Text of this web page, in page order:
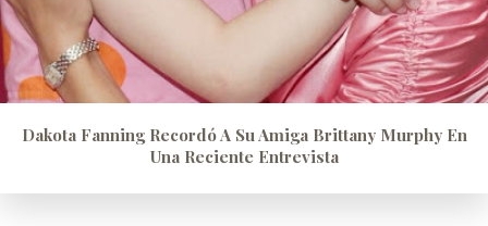
Dakota Fanning Recordó A Su Amiga Brittany Murphy En
Una Reciente Entrevista